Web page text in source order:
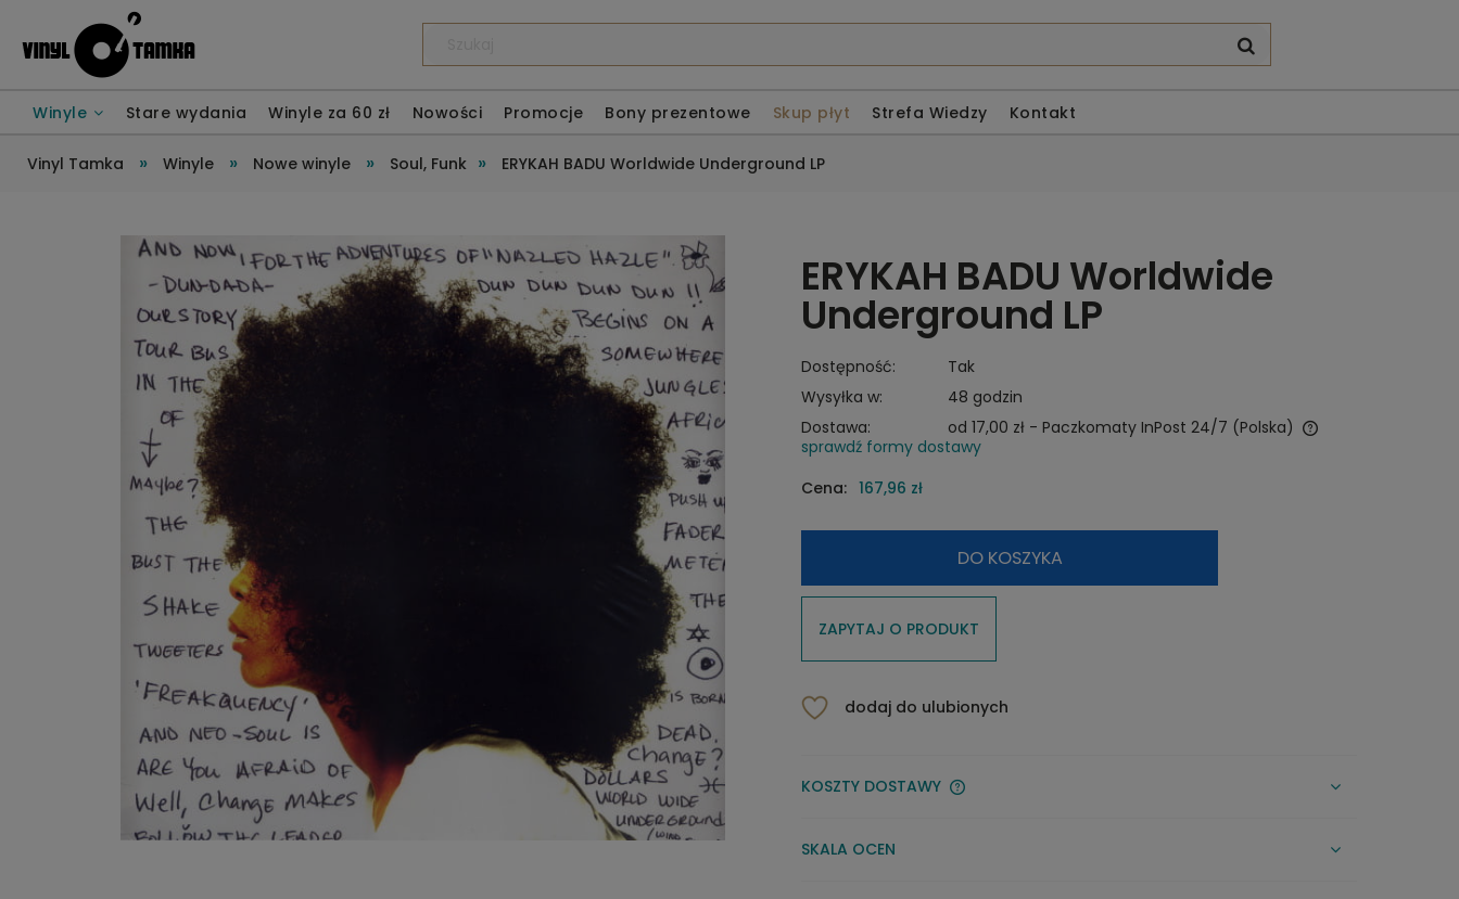
Winyle Stare wydania Winyle za 60 zł Nowości Promocje Bony prezentowe Skup płyt Strefa Wiedzy Kontakt
Vinyl Tamka » Winyle » Nowe winyle » Soul, Funk » ERYKAH BADU Worldwide Underground LP
ERYKAH BADU Worldwide
Underground LP
Dostępność:
Tak
Wysyłka w:
48 godzin
Dostawa:
od 17,00 zł - Paczkomaty InPost 24/7 (Polska)
sprawdź formy dostawy
Cena: 167,96 zł
DO KOSZYKA
ZAPYTAJ O PRODUKT
dodaj do ulubionych
KOSZTY DOSTAWY
SKALA OCEN